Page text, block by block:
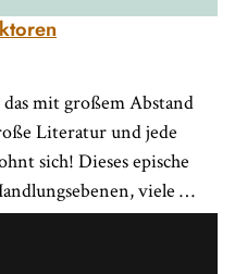
mit großem Abstand
Literatur und jede
sich! Dieses epische
viele …